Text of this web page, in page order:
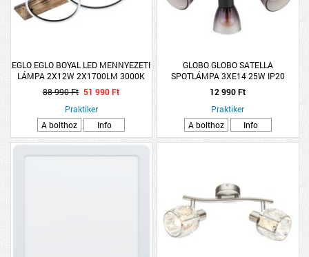
EGLO EGLO BOYAL LED MENNYEZETI
LÁMPA 2X12W 2X1700LM 3000K
IP20 78X40CM RUSZTIKUS FA
88 990 Ft 51 990 Ft
Praktiker
A bolthoz
Info
GLOBO GLOBO SATELLA
SPOTLÁMPA 3XE14 25W IP20
36,5X16,5CM MATT FEKETE,
FÜSTSZÍNŰ ÜVEGBÚRA
12 990 Ft
Praktiker
A bolthoz
Info